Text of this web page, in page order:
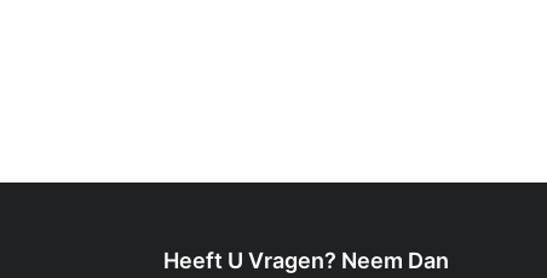
Heeft U Vragen? Neem Dan